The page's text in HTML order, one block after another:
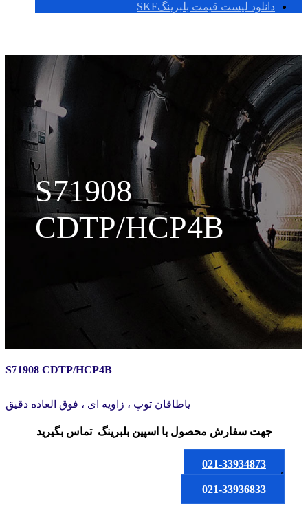
دانلود لیست قیمت بلبرینگSKF
S71908
CDTP/HCP4B
S71908 CDTP/HCP4B
یاطاقان توپ ، زاویه ای ، فوق العاده دقیق
جهت سفارش محصولبا اسپین بلبرینگ تماس بگیرید
021-33934873
یا
021-33936833